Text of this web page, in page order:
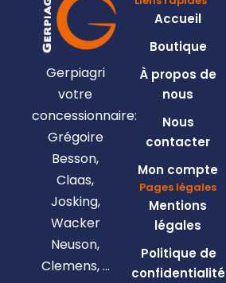
Gerpiagri
votre
concessionnaire:
Grégoire
Besson,
Claas,
Josking,
Wacker
Neuson,
Clemens, …
Accueil
Boutique
À propos de
nous
Nous
contacter
Mon compte
Pages légales
Mentions
légales
Politique de
confidentialité